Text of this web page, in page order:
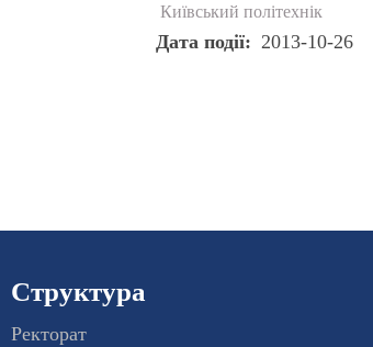
Київський політехнік
Дата події 2013-10-26
Структура
Ректорат